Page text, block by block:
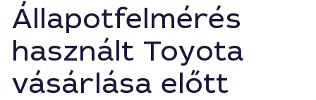
Állapotfelmérés
használt Toyota
vásárlása előtt